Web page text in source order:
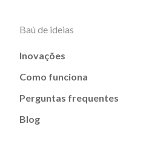
Baú de ideias
Inovações
Como funciona
Perguntas frequentes
Blog